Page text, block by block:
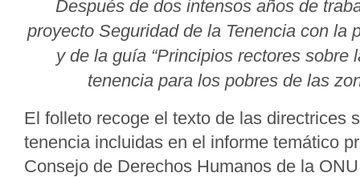
Después de dos intensos años de
proyecto Seguridad de la Tenencia con la
y de la guía “Principios rectores sobre
tenencia para los pobres de las
El folleto recoge el texto de las directrices
tenencia incluidas en el informe temático
Consejo de Derechos Humanos de la